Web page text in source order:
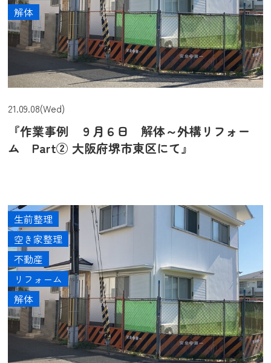
21.09.08(Wed)
『作業事例 ９月６日 解体～外構リフォー
ム Part② 大阪府堺市東区にて』
解体
生前整理
空き家整理
不動産
リフォーム
解体